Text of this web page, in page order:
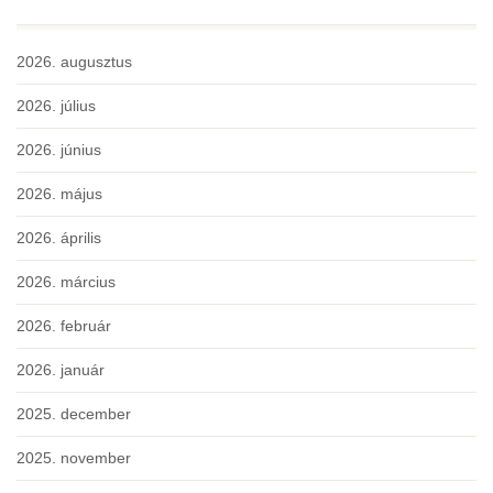
2026. augusztus
2026. július
2026. június
2026. május
2026. április
2026. március
2026. február
2026. január
2025. december
2025. november